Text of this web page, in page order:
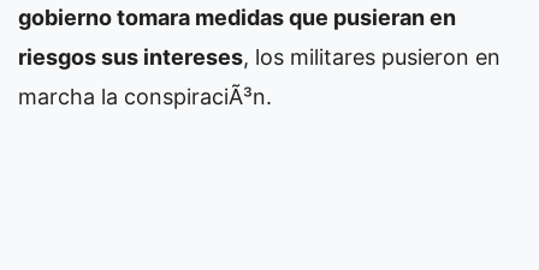
gobierno tomara medidas que pusieran en
riesgos sus intereses, los militares pusieron en
marcha la conspiraciÃ³n.